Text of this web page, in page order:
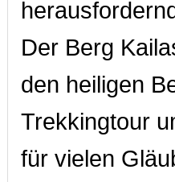
Der Berg
den heiligen
Trekkingtour
für vielen